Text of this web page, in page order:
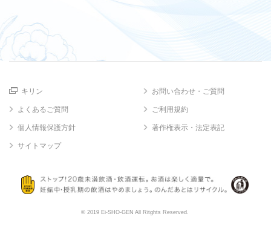
キリン お問い合わせ・ご質問
よくあるご質問 ご利用規約
個人情報保護方針 著作権表示・法定表記
サイトマップ
© 2019 Ei-SHO-GEN All Ritghts Reserved.